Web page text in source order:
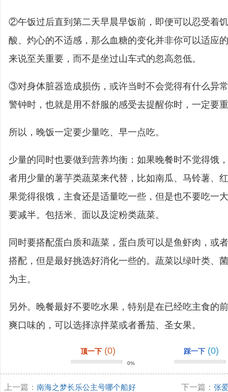
②午饭过后直到第二天早晨早饭前，即便可以忍受着
酸、灼心的不适感，那么血糖的变化并非你可以适应
来说至关重要，而不是坐过山车式的忽高忽低。
③对身体脏器造成损伤，或许当时不会觉得有什么异
警钟时，也就是用不舒服的感受去提醒你时，一定要
所以，晚饭一定要少量吃、早一点吃。
少量的同时也要做到营养均衡：如果晚餐时不觉得饿
者用少量的薯芋类蔬菜来代替，比如南瓜、马铃薯、
果觉得很饿，主食还是适量吃一些，但是也不要吃一
要减半。包括米、面以及淀粉类蔬菜。
同时要搭配蛋白质和蔬菜，蛋白质可以是鱼虾肉，或
搭配，但是最好挑选好消化一些的。蔬菜以绿叶类、
为主。
另外。晚餐最好不要吃水果，特别是在已经吃主食的
爽口味的，可以选择凉拌菜或者番茄、圣女果。
顶一下 (0)
0%
踩一下 (0)
上一篇： 南海之梦长乐公主号哪个船好 下一篇：张